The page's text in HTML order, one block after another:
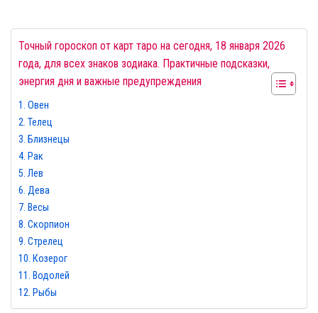
Точный гороскоп от карт таро на сегодня, 18 января 2026
года, для всех знаков зодиака. Практичные подсказки,
энергия дня и важные предупреждения
Овен
Телец
Близнецы
Рак
Лев
Дева
Весы
Скорпион
Стрелец
Козерог
Водолей
Рыбы